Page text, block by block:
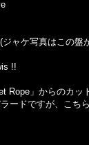
(ジャケ写真はこの盤
!!
Rope」からのカッ
ードですが、こち